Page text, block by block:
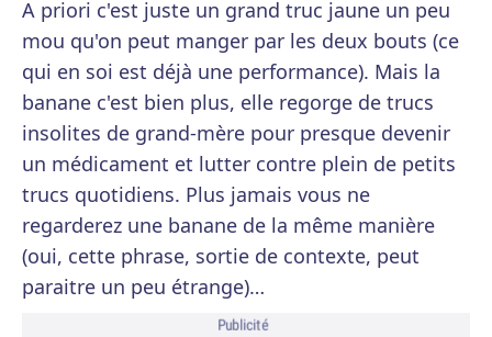
A priori c'est juste un grand truc jaune un peu
mou qu'on peut manger par les deux bouts (ce
qui en soi est déjà une performance). Mais la
banane c'est bien plus, elle regorge de trucs
insolites de grand-mère pour presque devenir
un médicament et lutter contre plein de petits
trucs quotidiens. Plus jamais vous ne
regarderez une banane de la même manière
(oui, cette phrase, sortie de contexte, peut
paraitre un peu étrange)…
Publicité